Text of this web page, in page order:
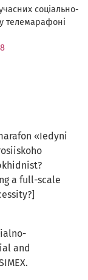
соціально-
телемарафоні
«Iedyni
a full-scale
and